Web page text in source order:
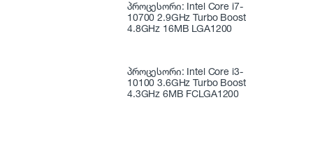
პროცესორი: Intel Core i7-
10700 2.9GHz Turbo Boost
4.8GHz 16MB LGA1200
პროცესორი: Intel Core i3-
10100 3.6GHz Turbo Boost
4.3GHz 6MB FCLGA1200